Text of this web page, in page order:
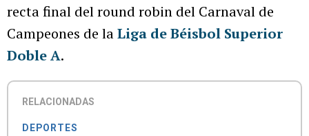
recta final del round robin del Carnaval de
Campeones de laLiga de Béisbol Superior
Doble A.
RELACIONADAS
DEPORTES